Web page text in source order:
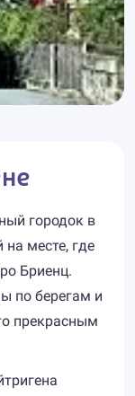
городок в
месте, где
Бриенц.
по берегам и
прекрасным